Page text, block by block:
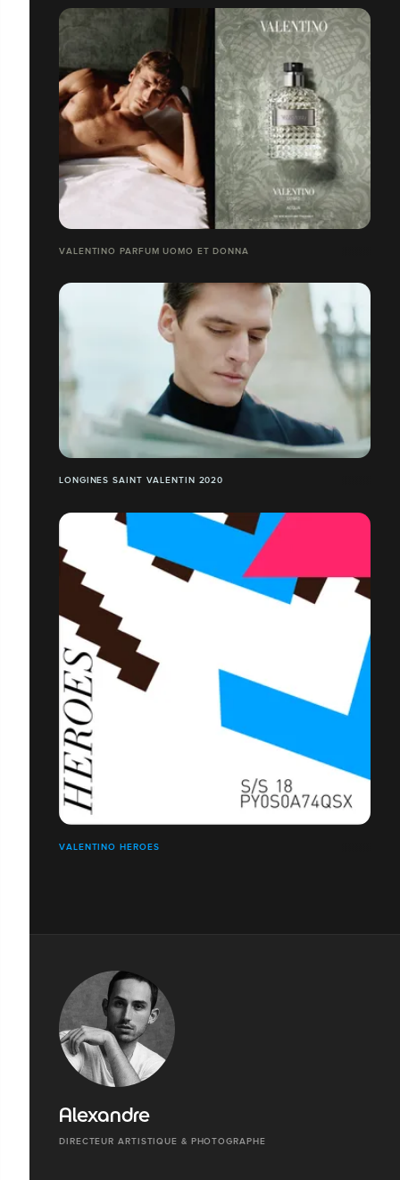
VALENTINO PARFUM UOMO ET DONNA
LONGINES SAINT VALENTIN 2020
VALENTINO HEROES
Alexandre
DIRECTEUR ARTISTIQUE & PHOTOGRAPHE